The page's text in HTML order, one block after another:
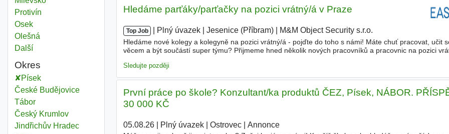
Protivín
Osek
Olešná
Dalšíměsta
Okres
PísekOkres
České BudějoviceOkres
TáborOkres
Český KrumlovOkres
Jindřichův HradecOkres
Hledáme parťáky/parťačky na pozici vrátný/á v Praze
Top Job Plný úvazek Jesenice (Příbram) M&M Object Security s.r.o.
Hledáme nové kolegy a kolegyně na pozici vrátný/á - pojďte do toho s námi! Máte chuť pracovat, učit
věcem a být součástí super týmu? Přijmeme hned několik nových pracovníků a pracovnic na pozici
Sledujte později
První práce po škole? Konzultant/ka produktů ČEZ, Písek, NÁBOR.
30 000 KČ
05.08.26| Plný úvazek| Ostrovec| Annonce